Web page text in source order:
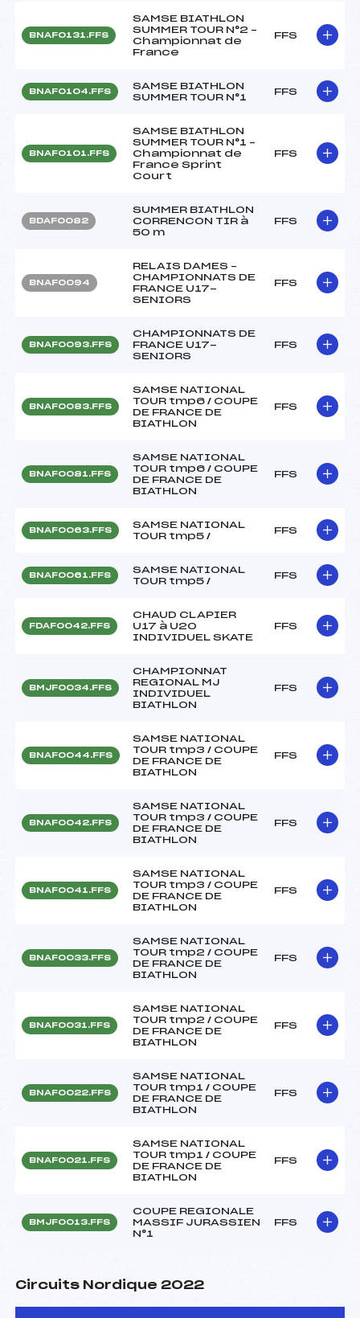
BNAF0131.FFS
SAMSE BIATHLON
SUMMER TOUR N°2 –
Championnat de
France
FFS
BNAF0104.FFS
SAMSE BIATHLON
SUMMER TOUR N°1
FFS
BNAF0101.FFS
SAMSE BIATHLON
SUMMER TOUR N°1 –
Championnat de
France Sprint
Court
FFS
BDAF0082
SUMMER BIATHLON
CORRENCON TIR à
50 m
FFS
BNAF0094
RELAIS DAMES –
CHAMPIONNATS DE
FRANCE U17-
SENIORS
FFS
BNAF0093.FFS
CHAMPIONNATS DE
FRANCE U17-
SENIORS
FFS
BNAF0083.FFS
SAMSE NATIONAL
TOUR tmp6 / COUPE
DE FRANCE DE
BIATHLON
FFS
BNAF0081.FFS
SAMSE NATIONAL
TOUR tmp6 / COUPE
DE FRANCE DE
BIATHLON
FFS
BNAF0063.FFS
SAMSE NATIONAL
TOUR tmp5 /
FFS
BNAF0061.FFS
SAMSE NATIONAL
TOUR tmp5 /
FFS
FDAF0042.FFS
CHAUD CLAPIER
U17 à U20
INDIVIDUEL SKATE
FFS
BMJF0034.FFS
CHAMPIONNAT
REGIONAL MJ
INDIVIDUEL
BIATHLON
FFS
BNAF0044.FFS
SAMSE NATIONAL
TOUR tmp3 / COUPE
DE FRANCE DE
BIATHLON
FFS
BNAF0042.FFS
SAMSE NATIONAL
TOUR tmp3 / COUPE
DE FRANCE DE
BIATHLON
FFS
BNAF0041.FFS
SAMSE NATIONAL
TOUR tmp3 / COUPE
DE FRANCE DE
BIATHLON
FFS
BNAF0033.FFS
SAMSE NATIONAL
TOUR tmp2 / COUPE
DE FRANCE DE
BIATHLON
FFS
BNAF0031.FFS
SAMSE NATIONAL
TOUR tmp2 / COUPE
DE FRANCE DE
BIATHLON
FFS
BNAF0022.FFS
SAMSE NATIONAL
TOUR tmp1 / COUPE
DE FRANCE DE
BIATHLON
FFS
BNAF0021.FFS
SAMSE NATIONAL
TOUR tmp1 / COUPE
DE FRANCE DE
BIATHLON
FFS
BMJF0013.FFS
COUPE REGIONALE
MASSIF JURASSIEN
N°1
FFS
Circuits Nordique 2022